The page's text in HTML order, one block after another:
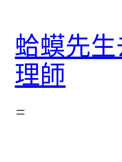
蛤蟆先
理師